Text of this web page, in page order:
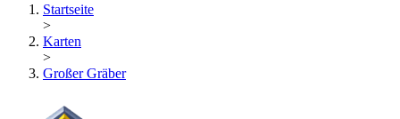
Startseite
>
Karten
>
Großer Gräber